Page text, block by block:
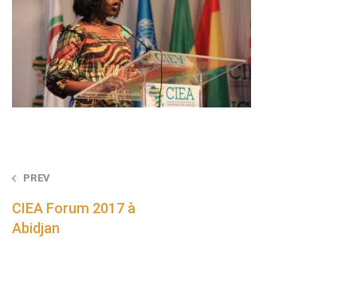
Post
navigation
PREV
CIEA Forum 2017 à
Abidjan